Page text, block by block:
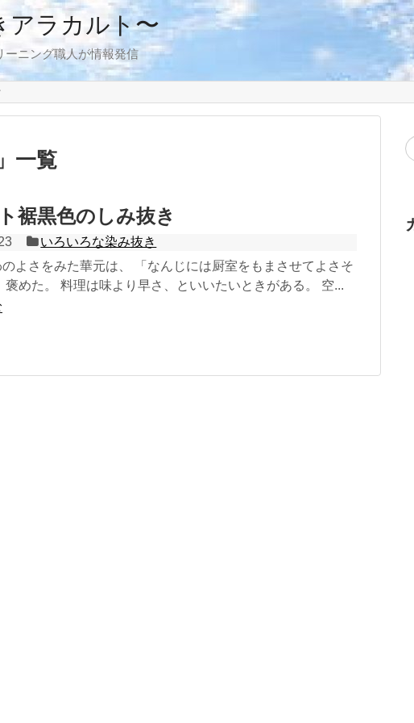
アラカルト〜
ーニング職人が情報発信
一覧
裾黒色のしみ抜き
いろいろな染み抜き
よさをみた華元は、 「なんじには厨室をもまさせてよさそ
褒めた。 料理は味より早さ、といいたいときがある。 空...